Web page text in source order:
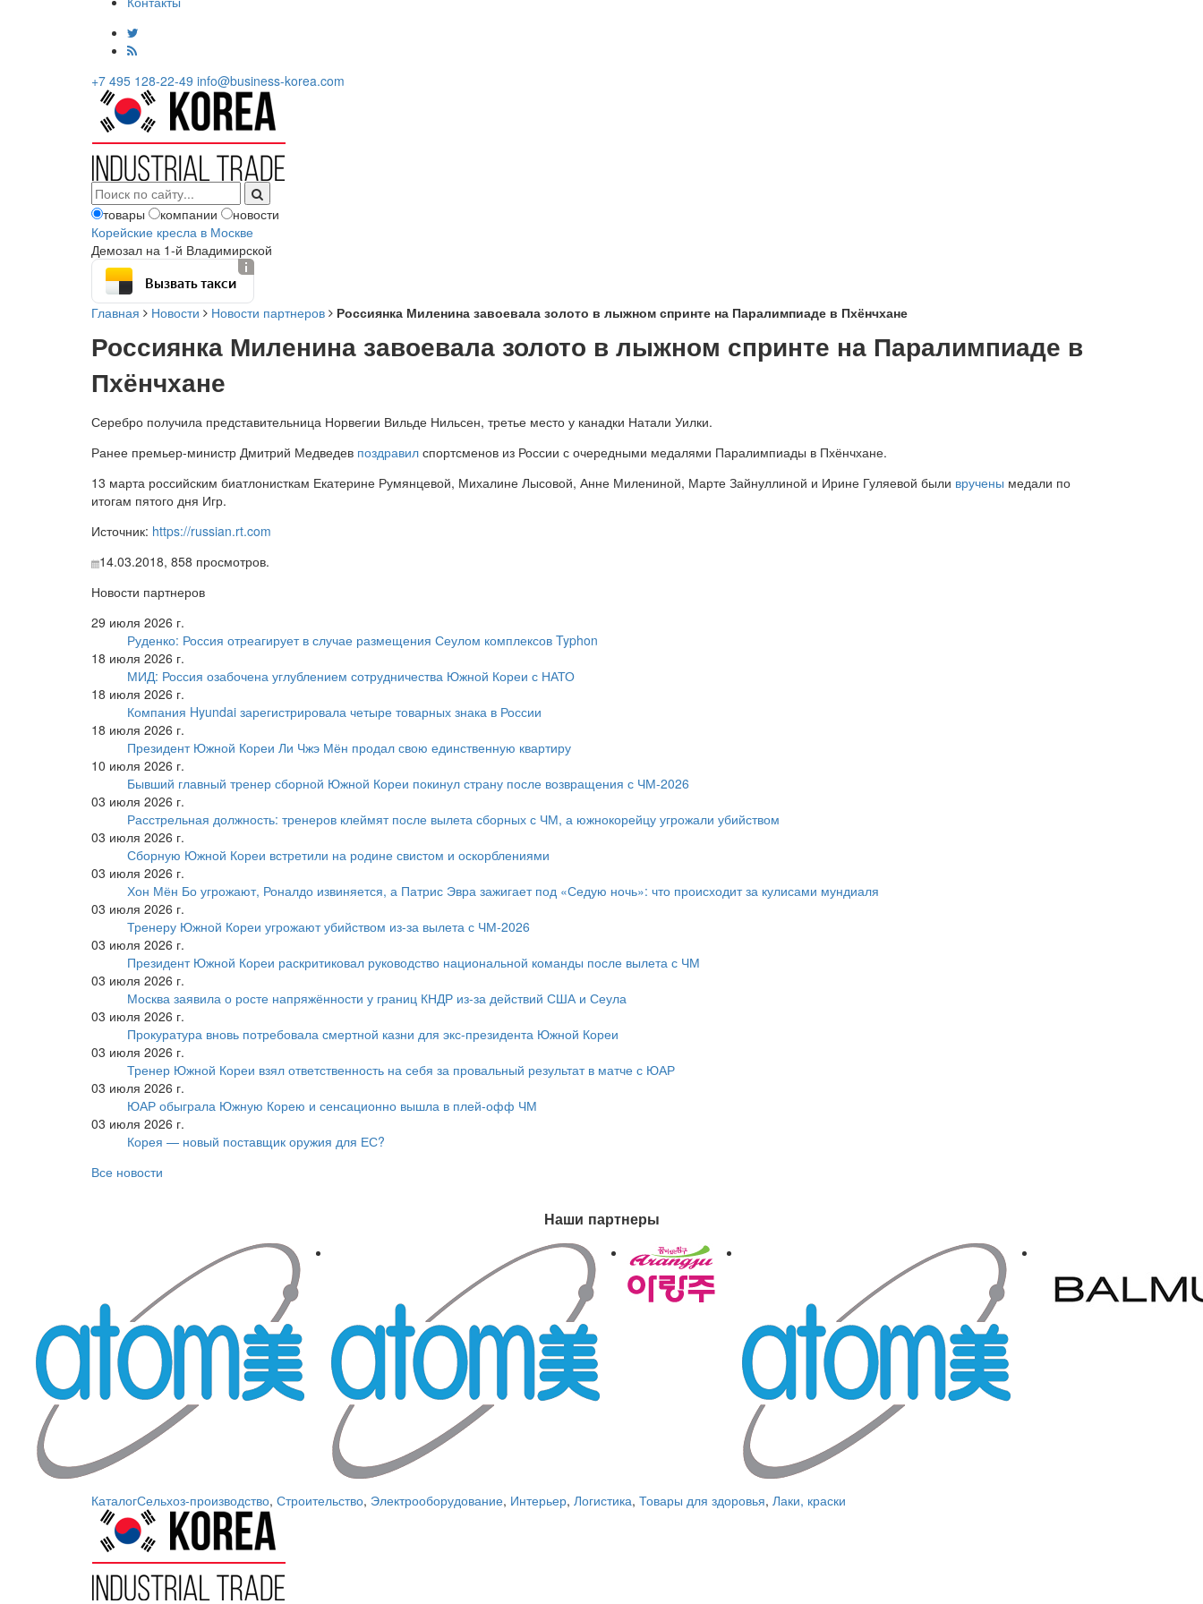
+7 495 128-22-49 info@business-korea.com
товары компании
новости
Корейские кресла в Москве
Демозал на 1-й Владимирской
Вызвать такси
Главная Новости Новости партнеров Россиянка Миленина завоевала золото в лыжном спринте на Паралимпиаде в Пхёнчхане
Россиянка Миленина завоевала золото в лыжном спринте на Паралимпиаде в
Пхёнчхане
Серебро получила представительница Норвегии Вильде Нильсен, третье место у канадки Натали Уилки.
Ранее премьер-министр Дмитрий Медведев поздравил спортсменов из России с очередными медалями Паралимпиады в Пхёнчхане.
13 марта российским биатлонисткам Екатерине Румянцевой, Михалине Лысовой, Анне Милениной, Марте Зайнуллиной и Ирине Гуляевой были вручены медали по
итогам пятого дня Игр.
Источник: https://russian.rt.com
14.03.2018, 858 просмотров.
Новости партнеров
29 июля 2026 г.
Руденко: Россия отреагирует в случае размещения Сеулом комплексов Typhon
18 июля 2026 г.
МИД: Россия озабочена углублением сотрудничества Южной Кореи с НАТО
18 июля 2026 г.
Компания Hyundai зарегистрировала четыре товарных знака в России
18 июля 2026 г.
Президент Южной Кореи Ли Чжэ Мён продал свою единственную квартиру
10 июля 2026 г.
Бывший главный тренер сборной Южной Кореи покинул страну после возвращения с ЧМ-2026
03 июля 2026 г.
Расстрельная должность: тренеров клеймят после вылета сборных с ЧМ, а южнокорейцу угрожали убийством
03 июля 2026 г.
Сборную Южной Кореи встретили на родине свистом и оскорблениями
03 июля 2026 г.
Хон Мён Бо угрожают, Роналдо извиняется, а Патрис Эвра зажигает под «Седую ночь»: что происходит за кулисами мундиаля
03 июля 2026 г.
Тренеру Южной Кореи угрожают убийством из-за вылета с ЧМ-2026
03 июля 2026 г.
Президент Южной Кореи раскритиковал руководство национальной команды после вылета с ЧМ
03 июля 2026 г.
Москва заявила о росте напряжённости у границ КНДР из-за действий США и Сеула
03 июля 2026 г.
Прокуратура вновь потребовала смертной казни для экс-президента Южной Кореи
03 июля 2026 г.
Тренер Южной Кореи взял ответственность на себя за провальный результат в матче с ЮАР
03 июля 2026 г.
ЮАР обыграла Южную Корею и сенсационно вышла в плей-офф ЧМ
03 июля 2026 г.
Корея — новый поставщик оружия для ЕС?
Все новости
Наши партнеры
КаталогСельхоз-производство, Строительство, Электрооборудование, Интерьер, Логистика, Товары для здоровья, Лаки, краски